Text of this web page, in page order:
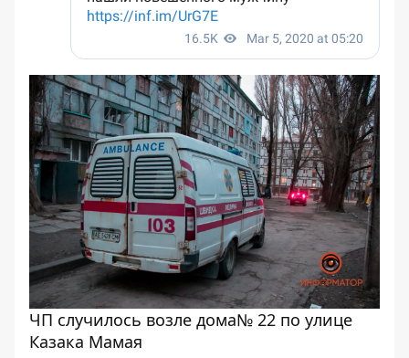
ЧП случилось возле дома№ 22 по улице
Казака Мамая